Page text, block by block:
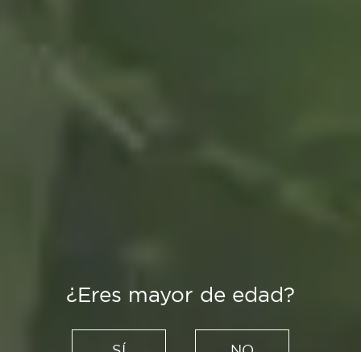
¿Eres mayor de edad?
Es Tendencia
No jubiles tus viejos CDs.